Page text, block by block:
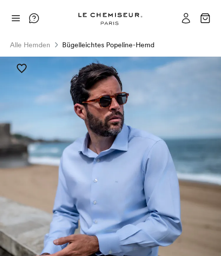
Alle Hemden Bügelleichtes Popeline-Hemd